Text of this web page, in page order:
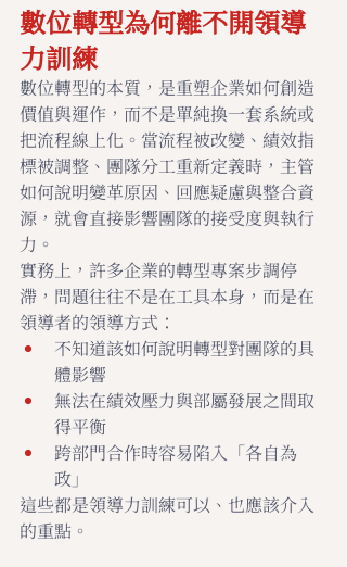
數位轉型為何離不開領導
力訓練
數位轉型的本質，是重塑企業如何創造
價值與運作，而不是單純換一套系統或
把流程線上化。當流程被改變、績效指
標被調整、團隊分工重新定義時，主管
如何說明變革原因、回應疑慮與整合資
源，就會直接影響團隊的接受度與執行
力。
實務上，許多企業的轉型專案步調停
滯，問題往往不是在工具本身，而是在
領導者的領導方式：
不知道該如何說明轉型對團隊的具
體影響
無法在績效壓力與部屬發展之間取
得平衡
跨部門合作時容易陷入「各自為
政」
這些都是領導力訓練可以、也應該介入
的重點。